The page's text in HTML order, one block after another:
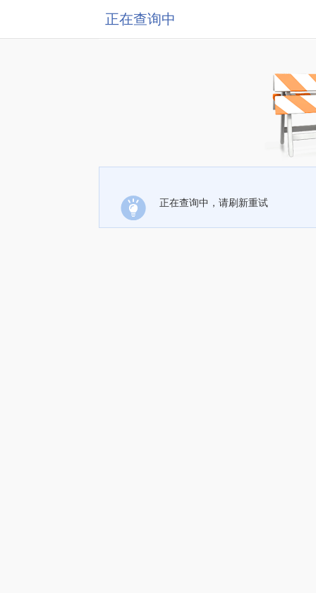
正在查询中
正在查询中，请刷新重试